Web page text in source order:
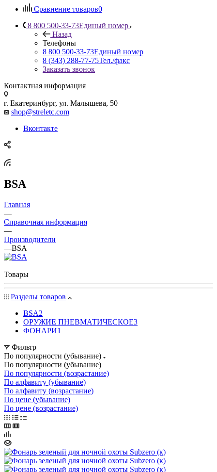
Сравнение товаров0
8 800 500-33-73Единый номер
Назад
Телефоны
8 800 500-33-73Единый номер
8 (343) 288-77-75Тел./факс
Заказать звонок
Контактная информация
г. Екатеринбург, ул. Малышева, 50
shop@streletc.com
Вконтакте
BSA
Главная
—
Справочная информация
—
Производители
—BSA
Товары
Разделы товаров
BSA2
ОРУЖИЕ ПНЕВМАТИЧЕСКОЕ3
ФОНАРИ1
Фильтр
По популярности (убывание)
По популярности (убывание)
По популярности (возрастание)
По алфавиту (убывание)
По алфавиту (возрастание)
По цене (убывание)
По цене (возрастание)